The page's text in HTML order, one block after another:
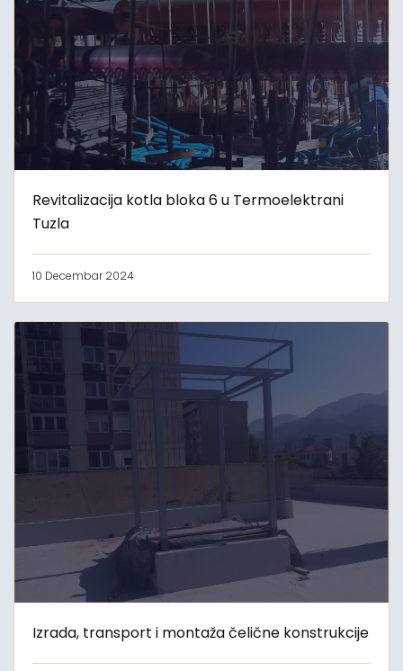
Revitalizacija kotla bloka 6 u Termoelektrani
Tuzla
10 Decembar 2024
Izrada, transport i montaža čelične konstrukcije